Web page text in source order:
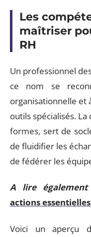
Les
maîtriser
RH
Un professionnel
ce nom se
organisationnelle et
outils spécialisés.
formes, sert de
de fluidifier les
de fédérer les
A lire
actions
Voici un aperçu